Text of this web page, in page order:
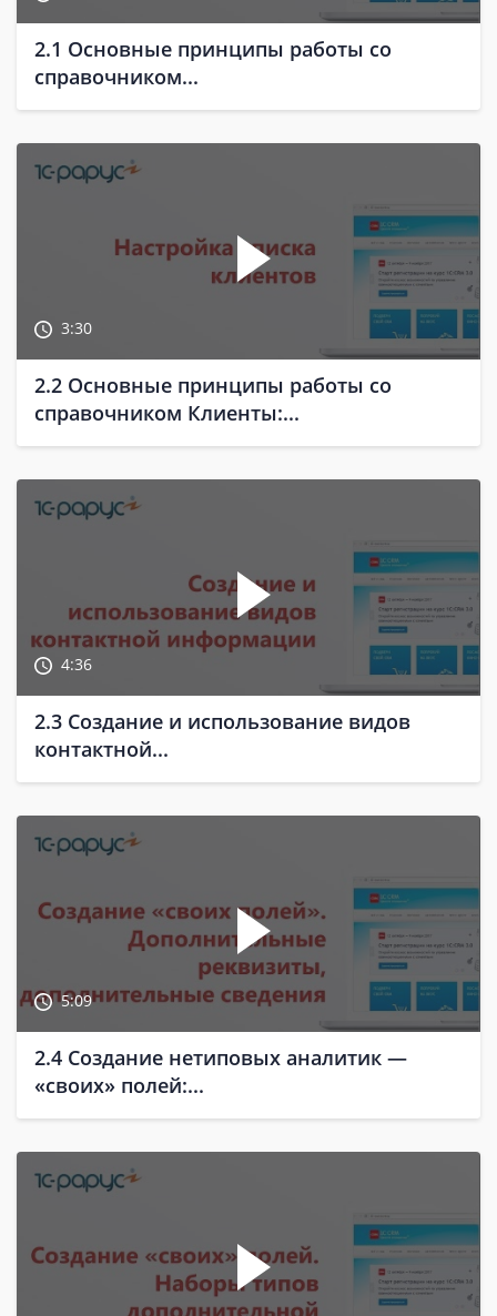
2.1 Основные принципы работы со
справочником...
3:30
2.2 Основные принципы работы со
справочником Клиенты:...
4:36
2.3 Создание и использование видов
контактной...
5:09
2.4 Создание нетиповых аналитик —
«своих» полей:...